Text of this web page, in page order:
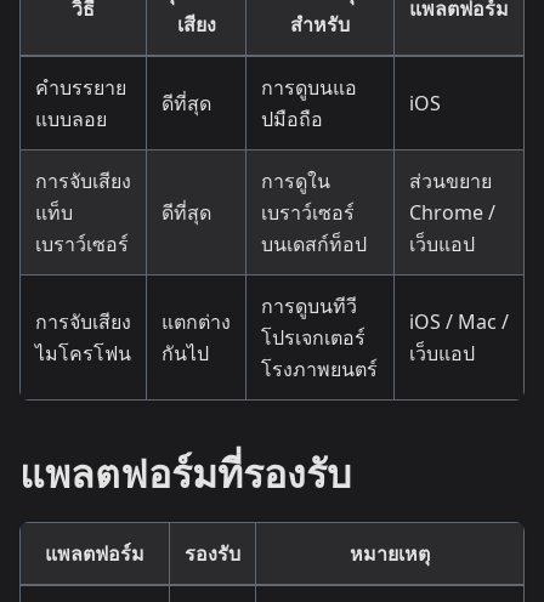
วิธี
เสียง
สำหรับ
แพลตฟอร์ม
คำบรรยาย
แบบลอย
ดีที่สุด
การดูบนแอ
ปมือถือ
iOS
การจับเสียง
แท็บ
เบราว์เซอร์
ดีที่สุด
การดูใน
เบราว์เซอร์
บนเดสก์ท็อป
ส่วนขยาย
Chrome /
เว็บแอป
การจับเสียง
ไมโครโฟน
แตกต่าง
กันไป
การดูบนทีวี
โปรเจกเตอร์
โรงภาพยนตร์
iOS / Mac /
เว็บแอป
แพลตฟอร์มที่รองรับ
แพลตฟอร์ม รองรับ หมายเหตุ